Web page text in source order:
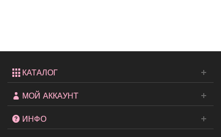
КАТАЛОГ
МОЙ АККАУНТ
ИНФО